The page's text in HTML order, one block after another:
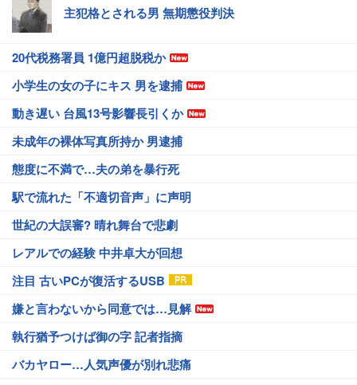
主犯格とされる男 無期懲役判決
20代税務署員 1億円超脱税か
小学生の女の子にキス 男を逮捕
動き遅い 台風13号影響長引くか
未成年の裸体写真所持か 男逮捕
態度に不満で…夫の弟を暴行死
駅で流れた「不適切音声」に声明
世紀の大誤審? 晴れ舞台で悲劇
レアルでの経験 中井卓大が回想
注目 古いPCが復活するUSB
嫌と言わないから同意では…見解
執行猶予つけば御の字 記者指摘
バカヤロー…人気声優が別れ悲痛